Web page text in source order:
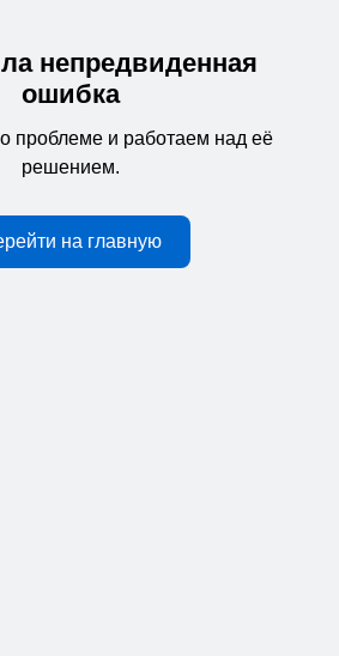
непредвиденная
ошибка
проблеме и работаем над её
решением.
на главную